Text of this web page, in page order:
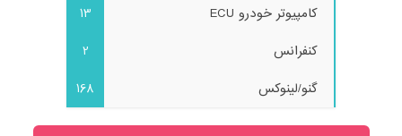
کامپیوتر خودرو ECU
13
کنفرانس
2
گنو/لینوکس
168